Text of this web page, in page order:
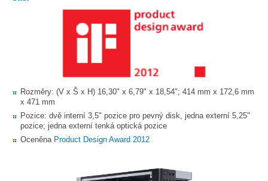
Rozměry: (V x Š x H) 16,30" x 6,79" x 18,54"; 414 mm x 172,6 mm
x 471 mm
Pozice: dvě interní 3,5" pozice pro pevný disk, jedna externí 5,25"
pozice; jedna externí tenká optická pozice
Oceněna Product Design Award 2012